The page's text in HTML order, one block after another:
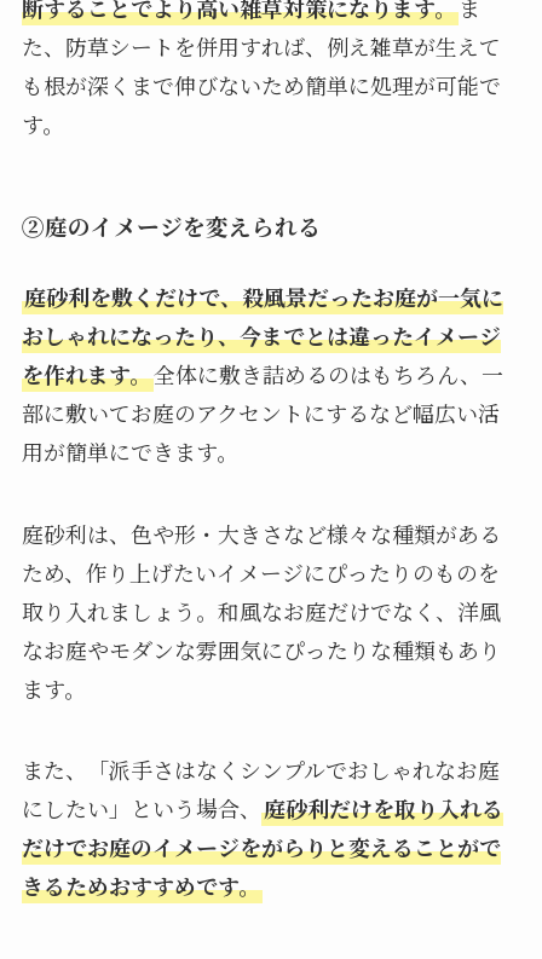
断することでより高い雑草対策になります。ま
た、防草シートを併用すれば、例え雑草が生えて
も根が深くまで伸びないため簡単に処理が可能で
す。
②庭のイメージを変えられる
庭砂利を敷くだけで、殺風景だったお庭が一気に
おしゃれになったり、今までとは違ったイメージ
を作れます。全体に敷き詰めるのはもちろん、一
部に敷いてお庭のアクセントにするなど幅広い活
用が簡単にできます。
庭砂利は、色や形・大きさなど様々な種類がある
ため、作り上げたいイメージにぴったりのものを
取り入れましょう。和風なお庭だけでなく、洋風
なお庭やモダンな雰囲気にぴったりな種類もあり
ます。
また、「派手さはなくシンプルでおしゃれなお庭
にしたい」という場合、 庭砂利だけを取り入れる
だけでお庭のイメージをがらりと変えることがで
きるためおすすめです。